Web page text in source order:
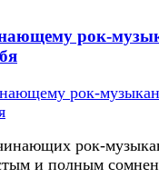
рок-
рок-
и полным